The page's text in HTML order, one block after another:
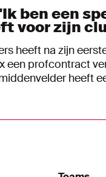
ben een
voor zijn
heeft na zijn
een profcontract
heeft
is trots op dit
niet verwacht."